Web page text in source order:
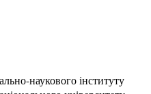
наукового інституту